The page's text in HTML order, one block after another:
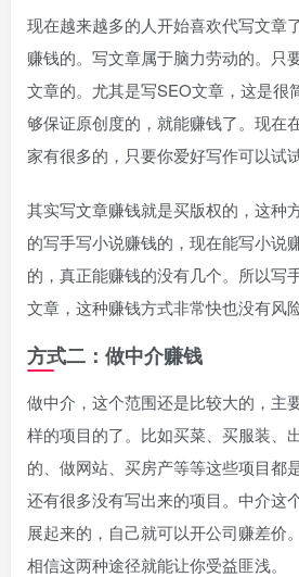
现在越来越多的人开始喜欢代写文章
赚钱的。写文章属于脑力劳动的。只
文章的。尤其是写SEO文章，这是很
够保证原创度的，就能赚钱了。现在
家有很多的，只要你爱好写作可以试
其实写文章赚钱就是买版权的，这种
的写手写小说赚钱的，现在能写小说
的，真正能赚钱的没有几个。所以写
文章，这种赚钱方式非常快也没有风险
方式二：做中介赚钱
做中介，这个范围还是比较大的，主
样的项目的了。比如买菜、买服装、
的、做网站、买房产等等这些项目都
还有很多没有写出来的项目。中介这
展起来的，自己就可以开公司赚差价
相信这两种途径就能让你受益匪浅。